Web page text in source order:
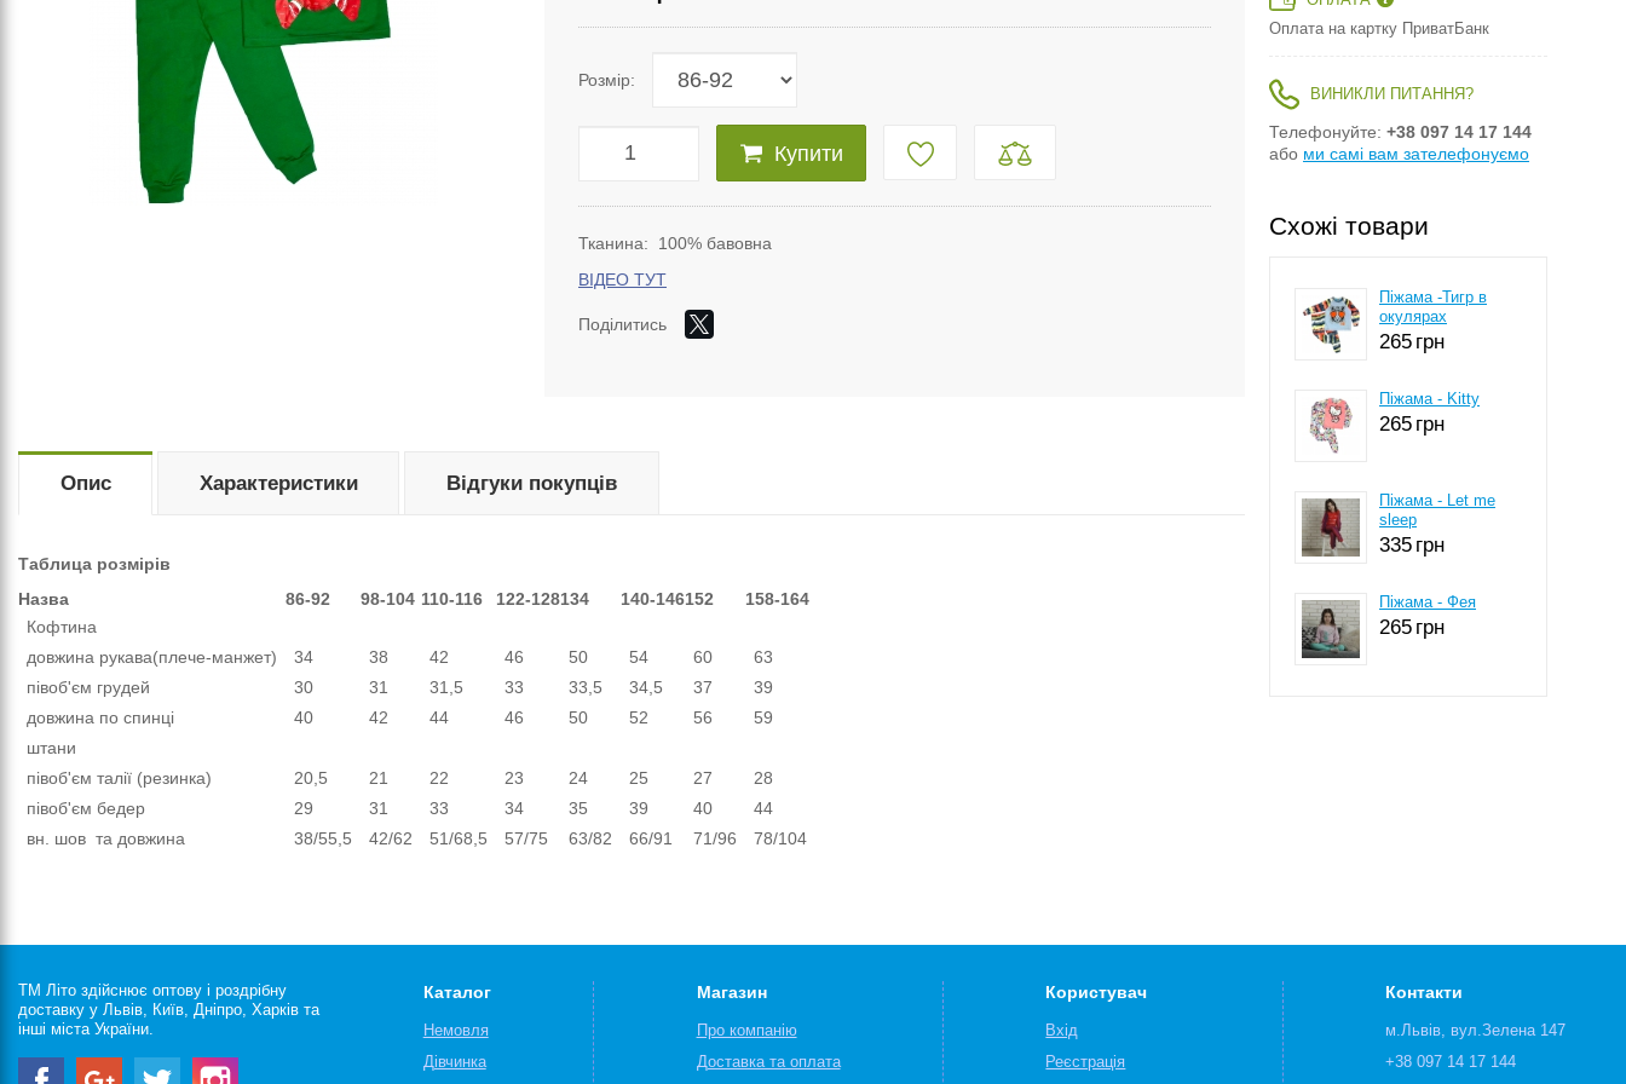
Розмір:
Купити
Тканина: 100% бавовна
ВІДЕО ТУТ
Поділитись
Опис
Таблица розмірів
Назва
86-92 98-104 110-116 122-128134 140-146152
158-164
Кофтина
довжина рукава(плече-манжет)
34 38 42 46 50 54 60
63
півоб'єм грудей
30 31 31,5 33 33,5 34,5 37
39
довжина по спинці
40 42 44 46 50 52 56
59
штани
півоб'єм талії (резинка)
20,5 21 22 23 24 25 27
28
півоб'єм бедер
29 31 33 34 35 39 40
44
вн. шов та довжина
38/55,5 42/62 51/68,5 57/75 63/82 66/91 71/96 78/104
Характеристики Відгуки покупців
Оплата на картку ПриватБанк
ВИНИКЛИ ПИТАННЯ?
Телефонуйте: +38 097 14 17 144
або ми самі вам зателефонуємо
Схожі товари
Піжама -Тигр в
окулярах
265 грн
Піжама - Kitty
265 грн
Піжама - Let me
sleep
335 грн
Піжама - Фея
265 грн
ТМ Літо здійснює оптову і роздрібну
доставку у Львів, Київ, Дніпро, Харків та
інші міста України.
Каталог
Немовля
Дівчинка
Магазин
Про компанію
Доставка та оплата
Користувач
Вхід
Реєстрація
Контакти
м.Львів, вул.Зелена 147
+38 097 14 17 144